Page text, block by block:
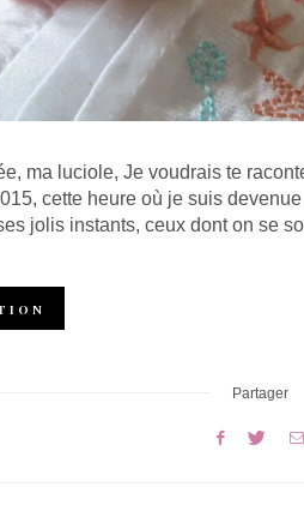
ma luciole, Je voudrais te
cette heure où je suis
jolis instants, ceux dont on se
Partager